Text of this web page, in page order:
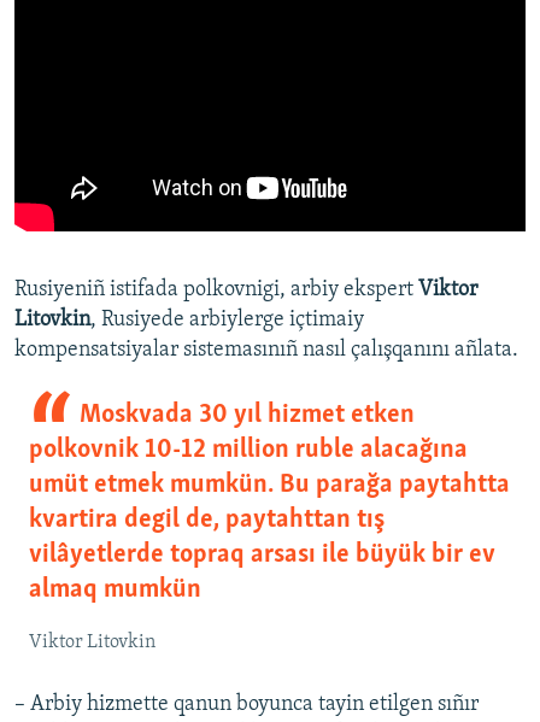
Rusiyeniñ istifada polkovnigi, arbiy ekspert Viktor
Litovkin, Rusiyede arbiylerge içtimaiy
kompensatsiyalar sistemasınıñ nasıl çalışqanını añlata.
Moskvada 30 yıl hizmet etken
polkovnik 10-12 million ruble alacağına
umüt etmek mumkün. Bu parağa paytahtta
kvartira degil de, paytahttan tış
vilâyetlerde topraq arsası ile büyük bir ev
almaq mumkün
Viktor Litovkin
– Arbiy hizmette qanun boyunca tayin etilgen sıñır